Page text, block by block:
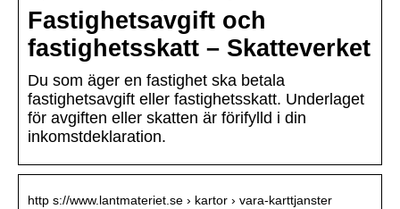
Fastighetsavgift och
fastighetsskatt – Skatteverket
Du som äger en fastighet ska betala
fastighetsavgift eller fastighetsskatt. Underlaget
för avgiften eller skatten är förifylld i din
inkomstdeklaration.
http s://www.lantmateriet.se › kartor › vara-karttjanster